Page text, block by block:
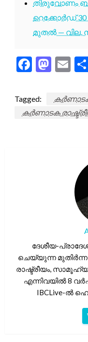
തിരുവോണം
റെക്കോർഡ് 30
മുതൽ — വില,
Tagged:
കർണാടക
ദേശീയ-
ചെയ്യുന്ന
രാഷ്ട്രീയം, സാമൂഹ്യ
എന്നിവയിൽ 8
IBCLive-ൽ